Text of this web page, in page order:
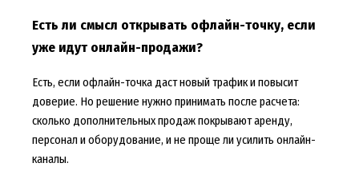
Есть ли смысл открывать офлайн-точку, если
уже идут онлайн-продажи?
Есть, если офлайн-точка даст новый трафик и повысит
доверие. Но решение нужно принимать после расчета:
сколько дополнительных продаж покрывают аренду,
персонал и оборудование, и не проще ли усилить онлайн-
каналы.